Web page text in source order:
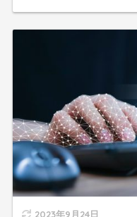
2023年9月24日